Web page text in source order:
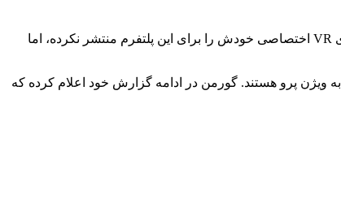
هدست ویژن پرو را اوایل سال 2024 عرضه کرد که پیشرفته‌ترین تجربه XR را در بین هدست‌های رقبا ارائه دارد. متأسفانه اپل هنوز کنترلرهای VR اختصاصی خودش را برای این پلتفرم منتشر نکرده، اما
، مارک‌گورمن معتقد است که اپل و سونی درحال همکاری با یکدیگر برای آوردن کنترلرهای دستی PlayStation VR 2 به ویژن پرو هستند. گورمن در ادامه گزارش خود اعلام کرده که